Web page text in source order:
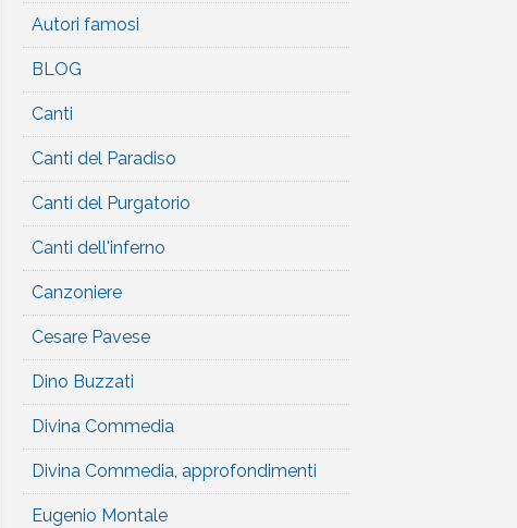
Autori famosi
BLOG
Canti
Canti del Paradiso
Canti del Purgatorio
Canti dell'inferno
Canzoniere
Cesare Pavese
Dino Buzzati
Divina Commedia
Divina Commedia, approfondimenti
Eugenio Montale